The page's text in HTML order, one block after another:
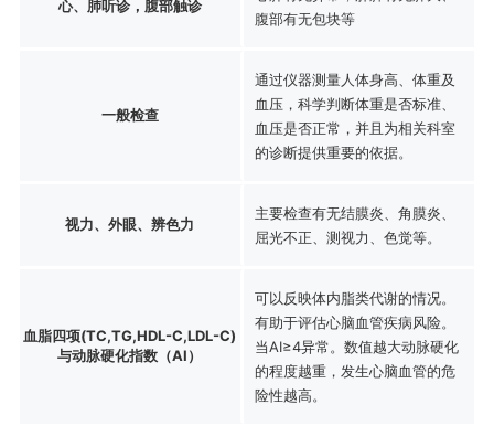
心、肺听诊，腹部触诊
腹部有无包块等
一般检查
通过仪器测量人体身高、体重及
血压，科学判断体重是否标准、
血压是否正常，并且为相关科室
的诊断提供重要的依据。
视力、外眼、辨色力
主要检查有无结膜炎、角膜炎、
屈光不正、测视力、色觉等。
血脂四项(TC,TG,HDL-C,LDL-C)
与动脉硬化指数（AI）
可以反映体内脂类代谢的情况。
有助于评估心脑血管疾病风险。
当AI≥4异常。数值越大动脉硬化
的程度越重，发生心脑血管的危
险性越高。